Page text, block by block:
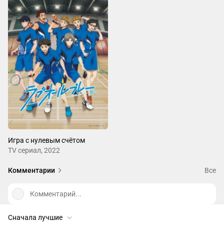
Игра с нулевым счётом
ТV сериал, 2022
Комментарии Все
Комментарий...
Сначала лучшие